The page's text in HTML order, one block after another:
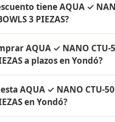
3 PIEZAS tienen
Ware fabricados en acero
tiene AQUA ✓
3 PIEZAS?
Contáctame por
AQUA ✓ NANO CTU-
a plazos en Yondó?
el 10% de inicial y pagar
AQUA ✓ NANO CTU-
en Yondó?